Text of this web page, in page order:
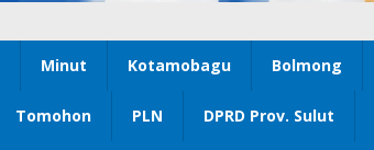
Minut Kotamobagu Bolmong
Tomohon PLN DPRD Prov. Sulut